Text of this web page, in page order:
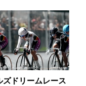
ズドリームレース